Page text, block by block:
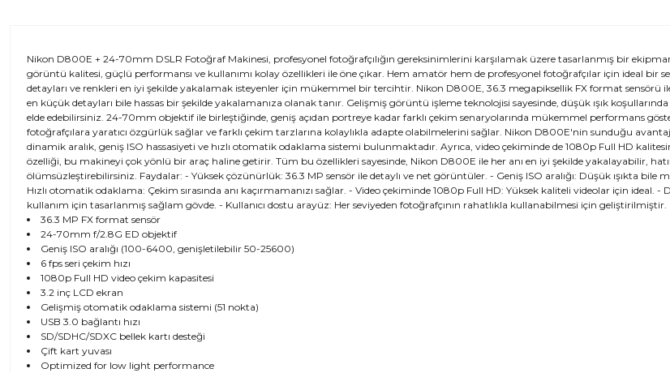
Nikon D800E + 24-70mm DSLR Fotoğraf Makinesi, profesyonel fotoğrafçılığın gereksinimlerini karşılamak üzere tasarlanmış bir
görüntü kalitesi, güçlü performansı ve kullanımı kolay özellikleri ile öne çıkar. Hem amatör hem de profesyonel fotoğrafçılar için ideal bir
detayları ve renkleri en iyi şekilde yakalamak isteyenler için mükemmel bir tercihtir. Nikon D800E, 36.3 megapiksellik FX format sensörü ile
en küçük detayları bile hassas bir şekilde yakalamanıza olanak tanır. Gelişmiş görüntü işleme teknolojisi sayesinde, düşük ışık
elde edebilirsiniz. 24-70mm objektif ile birleştiğinde, geniş açıdan portreye kadar farklı çekim senaryolarında mükemmel performans
fotoğrafçılara yaratıcı özgürlük sağlar ve farklı çekim tarzlarına kolaylıkla adapte olabilmelerini sağlar. Nikon D800E'nin sunduğu
dinamik aralık, geniş ISO hassasiyeti ve hızlı otomatik odaklama sistemi bulunmaktadır. Ayrıca, video çekiminde de 1080p Full HD
özelliği, bu makineyi çok yönlü bir araç haline getirir. Tüm bu özellikleri sayesinde, Nikon D800E ile her anı en iyi şekilde yakalayabilir,
ölümsüzleştirebilirsiniz. Faydalar: - Yüksek çözünürlük: 36.3 MP sensör ile detaylı ve net görüntüler. - Geniş ISO aralığı: Düşük ışıkta bile
Hızlı otomatik odaklama: Çekim sırasında anı kaçırmamanızı sağlar. - Video çekiminde 1080p Full HD: Yüksek kaliteli videolar için ideal. -
kullanım için tasarlanmış sağlam gövde. - Kullanıcı dostu arayüz: Her seviyeden fotoğrafçının rahatlıkla kullanabilmesi için geliştirilmiştir.
36.3 MP FX format sensör
24-70mm f/2.8G ED objektif
Geniş ISO aralığı (100-6400, genişletilebilir 50-25600)
6 fps seri çekim hızı
1080p Full HD video çekim kapasitesi
3.2 inç LCD ekran
Gelişmiş otomatik odaklama sistemi (51 nokta)
USB 3.0 bağlantı hızı
SD/SDHC/SDXC bellek kartı desteği
Çift kart yuvası
Optimized for low light performance